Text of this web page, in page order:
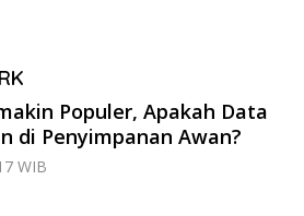
Populer, Apakah Data
di Penyimpanan Awan?
WIB